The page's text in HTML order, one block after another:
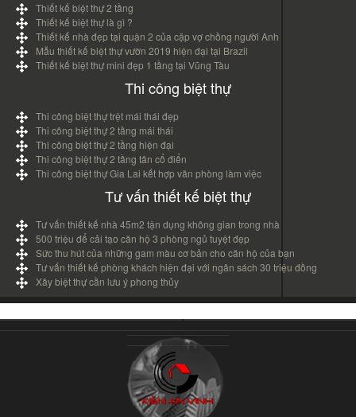
Thiết kế biệt thự 2 tầng
Thiết kế biệt thự là gì ?
Thiết kế nhà đẹp tại quận 2 của cặp vợ chồng người Anh
Mẫu thiết kế biệt thự vườn 2019 hiện đại tại Brazil
Thiết kế biệt thự mini đẹp 1 tầng tại Vũng Tàu
Thi công biệt thự
Thi công biệt thự trệt mái thái đẹp
Thi công biệt thự 2 tầng mái thái
Thi công biệt thự 2 tầng hiện đại
Thi công biệt thự 2 tầng tân cổ điển
Thi công biệt thự Gia Lai kết hợp văn phòng làm việc
Tư vấn thiết kế biệt thự
Tư vấn thiết kế nhà 45m2 tận dụng không gian trong nhà
500 triệu để cải tạo căn hộ 3 phòng ngủ tuyệt đẹp
Sức thu hút của những gam màu cơ bản cho căn hộ của bạn
Tư vấn thiết kế phòng khách hiện đại với ngân sách 30 triệu đồng
Xây biệt thự cần lưu ý phong thủy